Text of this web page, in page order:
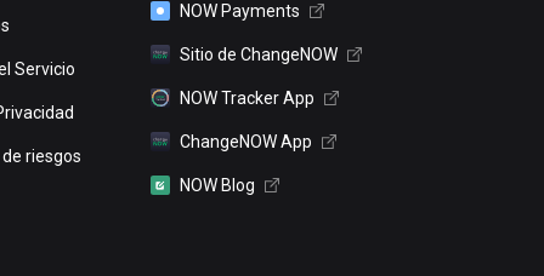
Servicio
riesgos
NOW Payments
Sitio de ChangeNOW
NOW Tracker App
ChangeNOW App
NOW Blog